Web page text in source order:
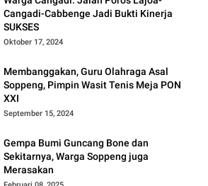
Cangadi-Cabbenge Jadi Bukti Kinerja
SUKSES
Oktober 17, 2024
Membanggakan, Guru Olahraga Asal
Soppeng, Pimpin Wasit Tenis Meja PON
XXI
September 15, 2024
Gempa Bumi Guncang Bone dan
Sekitarnya, Warga Soppeng juga
Merasakan